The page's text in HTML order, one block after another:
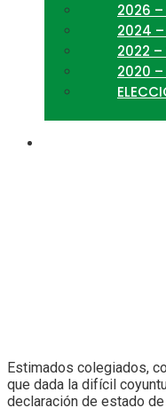
2026
2024
2022 –
2020 –
Estimados colegiados,
que dada la difícil
declaración de estado